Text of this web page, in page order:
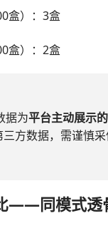
盒）：3盒
盒）：2盒
据为平台主动展示
方数据，需谨慎采
——同模式透